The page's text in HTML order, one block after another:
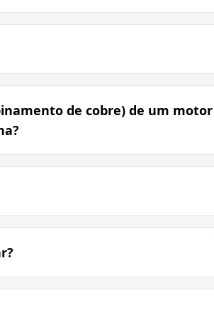
de cobre) de um motor